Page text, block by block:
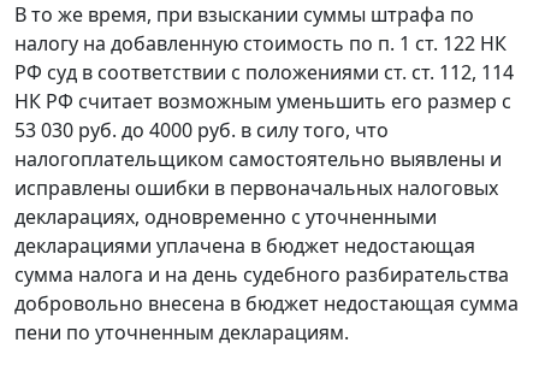
В то же время, при взыскании суммы штрафа по
налогу на добавленную стоимость по п. 1 ст. 122 НК
РФ суд в соответствии с положениями ст. ст. 112, 114
НК РФ считает возможным уменьшить его размер с
53 030 руб. до 4000 руб. в силу того, что
налогоплательщиком самостоятельно выявлены и
исправлены ошибки в первоначальных налоговых
декларациях, одновременно с уточненными
декларациями уплачена в бюджет недостающая
сумма налога и на день судебного разбирательства
добровольно внесена в бюджет недостающая сумма
пени по уточненным декларациям.